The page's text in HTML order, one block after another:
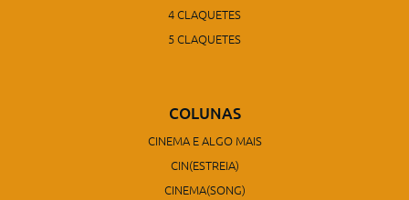
4 CLAQUETES
5 CLAQUETES
COLUNAS
CINEMA E ALGO MAIS
CIN(ESTREIA)
CINEMA(SONG)